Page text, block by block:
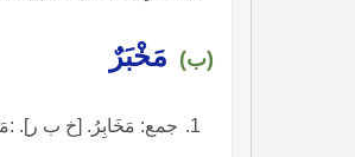
(ب) مَخْبَرٌ
جمع: مَخَابِرُ. [خ ب ر].